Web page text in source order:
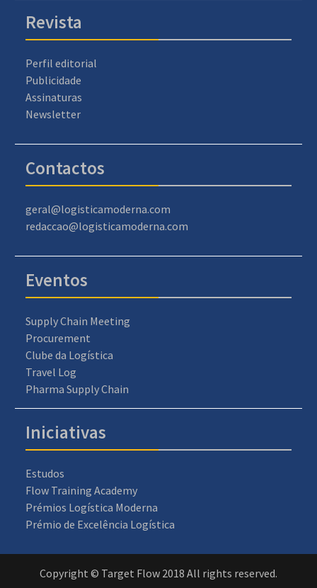
Revista
Perfil editorial
Publicidade
Assinaturas
Newsletter
Contactos
geral@logisticamoderna.com
redaccao@logisticamoderna.com
Eventos
Supply Chain Meeting
Procurement
Clube da Logística
Travel Log
Pharma Supply Chain
Iniciativas
Estudos
Flow Training Academy
Prémios Logística Moderna
Prémio de Excelência Logística
Copyright © Target Flow 2018 All rights reserved.